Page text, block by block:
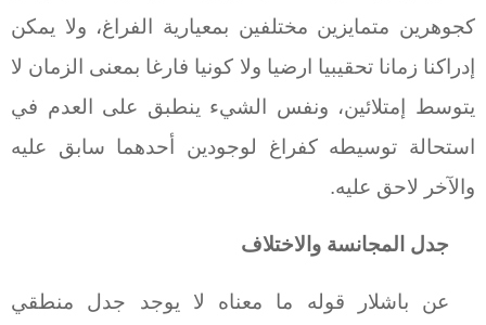
كجوهرين متمايزين مختلفين بمعيارية الفراغ، ولا يمكن
إدراكنا زمانا تحقيبيا ارضيا ولا كونيا فارغا بمعنى الزمان لا
يتوسط إمتلائين، ونفس الشيء ينطبق على العدم في
استحالة توسيطه كفراغ لوجودين أحدهما سابق عليه
والآخر لاحق عليه.
جدل المجانسة والاختلاف
عن باشلار قوله ما معناه لا يوجد جدل منطقي